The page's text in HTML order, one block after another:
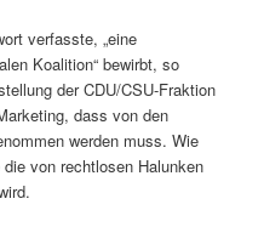
verfasste, „eine
Koalition“ bewirbt, so
der CDU/CSU-Fraktion
dass von den
werden muss. Wie
von rechtlosen Halunken